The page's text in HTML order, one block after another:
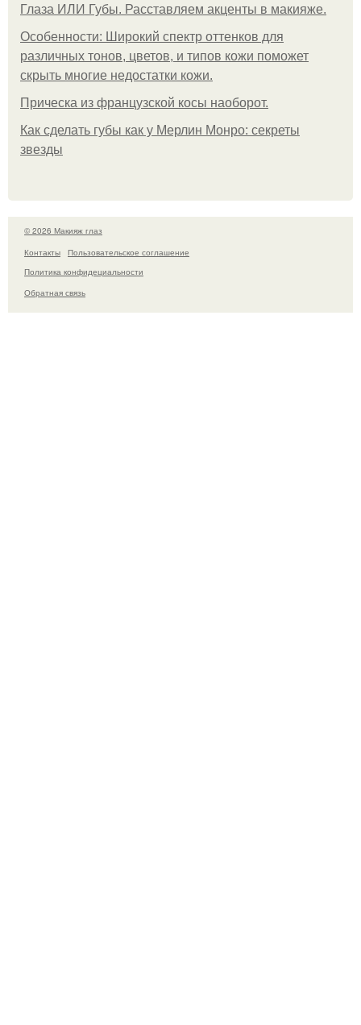
Глаза ИЛИ Губы. Расставляем акценты в макияже.
Особенности: Широкий спектр оттенков для
различных тонов, цветов, и типов кожи поможет
скрыть многие недостатки кожи.
Прическа из французской косы наоборот.
Как сделать губы как у Мерлин Монро: секреты
звезды
© 2026 Макияж глаз
Контакты
Пользовательское соглашение
Политика конфидециальности
Обратная связь